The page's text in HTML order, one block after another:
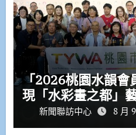
「2026桃園水韻
現「水彩畫之都」
新聞聯訪中心 8 月